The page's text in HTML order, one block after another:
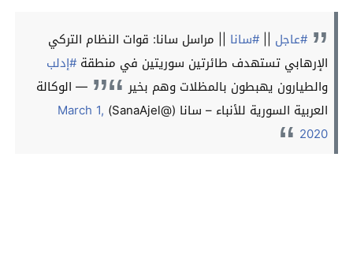
#عاجل ||#سانا || مراسل سانا: قوات النظام التركي
الإرهابي تستهدف طائرتين سوريتين في منطقة#إدلب
والطيارون يهبطون بالمظلات وهم بخير
— الوكالة
العربية السورية للأنباء – سانا (@SanaAjel)
March 1,
2020